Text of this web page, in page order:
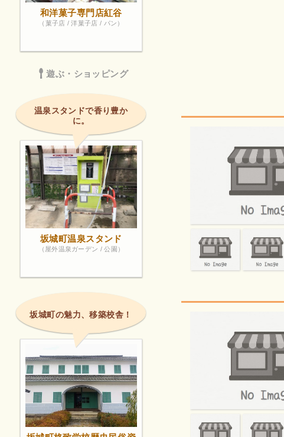
和洋菓子専門店紅谷
（菓子店 / 洋菓子店 / パン）
遊ぶ・ショッピング
温泉スタンドで香り豊か
に。
坂城町温泉スタンド
（屋外温泉ガーデン / 公園）
坂城町の魅力、移築校舎！